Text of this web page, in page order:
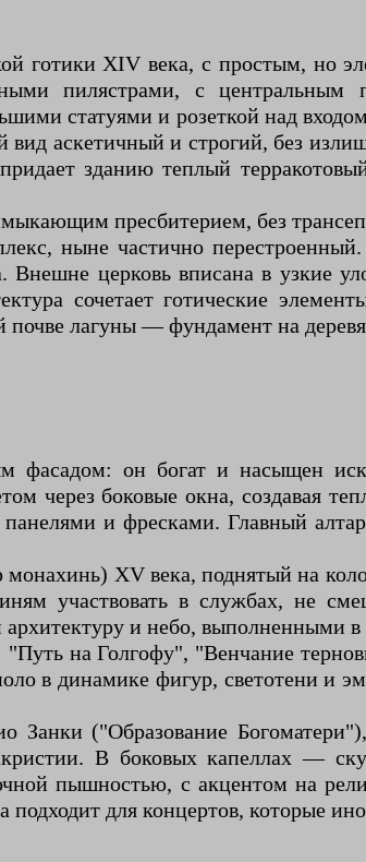
готики XIV века, с простым, но
пилястрами, с
статуями и розеткой над
аскетичный и строгий, без
зданию теплый
пресбитерием, без
ныне частично
церковь вписана в узкие
сочетает готические
лагуны — фундамент на
фасадом: он богат и насыщен
через боковые окна, создавая
и фресками. Главный
XV века, поднятый на
участвовать в службах, не
и небо, выполненными
на Голгофу", "Венчание
в динамике фигур, светотени и
Занки ("Образование
В боковых капеллах —
пышностью, с акцентом на
для концертов, которые